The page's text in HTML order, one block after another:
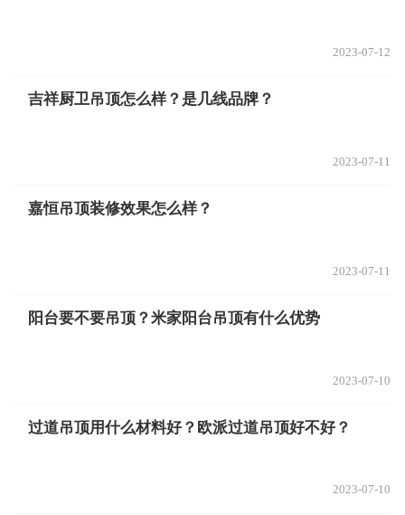
2023-07-12
吉祥厨卫吊顶怎么样？是几线品牌？
2023-07-11
嘉恒吊顶装修效果怎么样？
2023-07-11
阳台要不要吊顶？米家阳台吊顶有什么优势
2023-07-10
过道吊顶用什么材料好？欧派过道吊顶好不好？
2023-07-10